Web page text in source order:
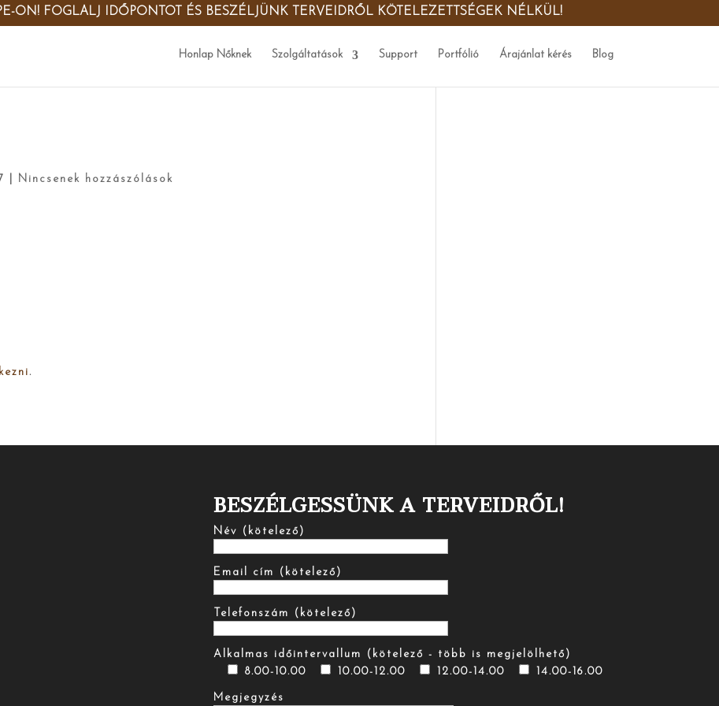
ON! FOGLALJ IDŐPONTOT ÉS BESZÉLJÜNK TERVEIDRŐL KÖTELEZETTSÉGEK NÉLKÜL!
Honlap Nőknek Szolgáltatások Support Portfólió Árajánlat kérés Blog
Nincsenek hozzászólások
.
BESZÉLGESSÜNK A TERVEIDRŐL!
Név (kötelező)
Email cím (kötelező)
Telefonszám (kötelező)
Alkalmas időintervallum (kötelező - több is megjelölhető)
8.00-10.00
10.00-12.00 12.00-14.00 14.00-16.00
Megjegyzés